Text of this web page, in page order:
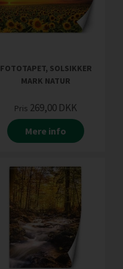
FOTOTAPET, SOLSIKKER
MARK NATUR
Pris 269,00 DKK
Mere info